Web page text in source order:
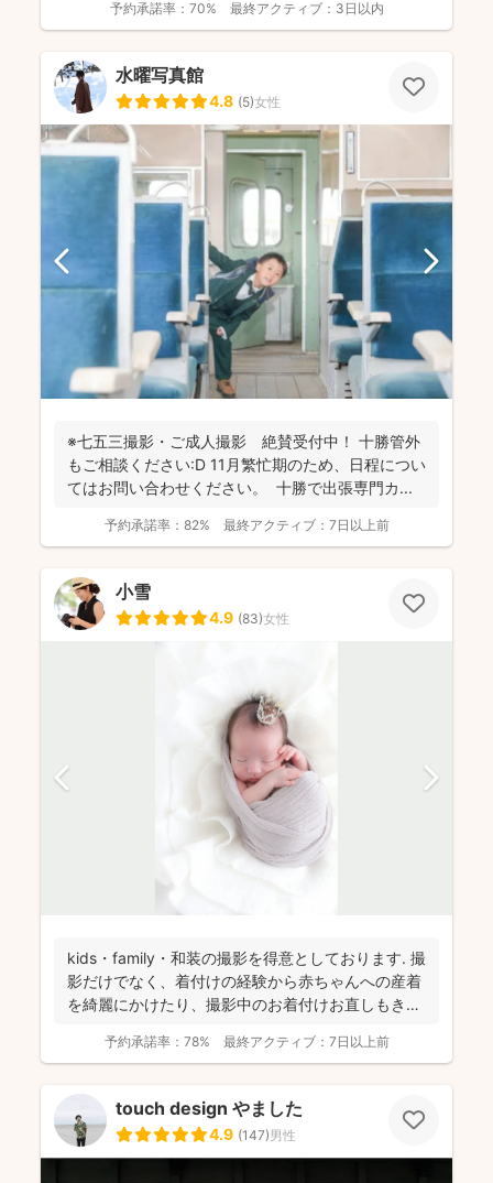
予約承諾率： 70% 最終アクティブ： 3日以内
水曜写真館
4.8 (5)女性
※七五三撮影・ご成人撮影 絶賛受付中！ 十勝管外
もご相談ください:D 11月繁忙期のため、日程につい
てはお問い合わせください。 十勝で出張専門カ...
予約承諾率： 82% 最終アクティブ： 7日以上前
小雪
4.9 (83)女性
kids・family・和装の撮影を得意としております. 撮
影だけでなく、着付けの経験から赤ちゃんへの産着
を綺麗にかけたり、撮影中のお着付けお直しもき
予約承諾率： 78% 最終アクティブ： 7日以上前
touch design やました
4.9 (147)男性